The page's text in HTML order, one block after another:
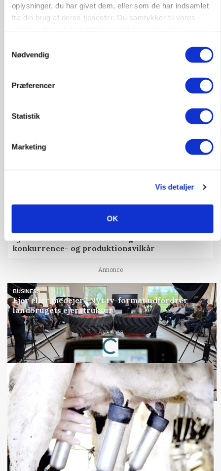
oplysninger, du har givet dem, eller som de har indsamlet
fra din brug af deres tjenester. Du samtykker til vores
Nødvendig
Præferencer
Statistik
Marketing
Vis detaljer
OK
Fjerkræbranchen: - Vi forlanger ens
konkurrence- og produktionsvilkår
Annonce
BUSINESS
Ejer eller medejer? Nyt tv-format udfordrer
landbrugets ejerstruktur
Annonce
Loading...